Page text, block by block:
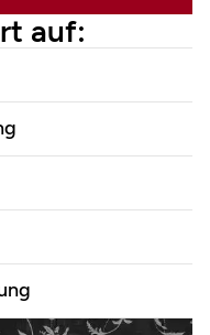
auf: